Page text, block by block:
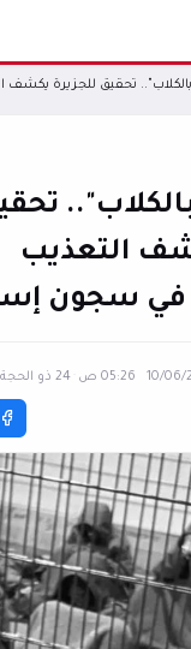
التعذيب
في سجون
05:26 ص 24 ذو الحجة 1447 هـ